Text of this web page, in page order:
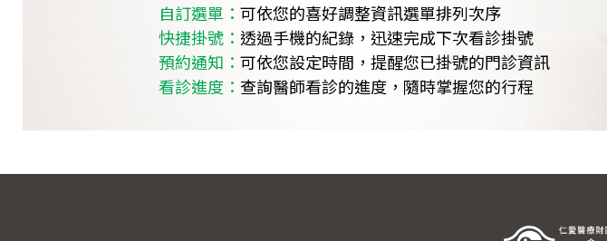
自訂選單： 可依您的喜好調整資訊選單排列次序
快捷掛號： 透過手機的紀錄，迅速完成下次看診掛號
預約通知： 可依您設定時間，提醒您已掛號的門診資訊
看診進度： 查詢醫師看診的進度，隨時掌握您的行程